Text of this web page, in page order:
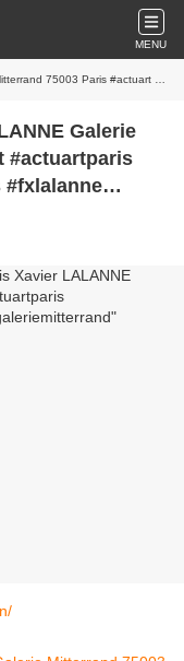
MENU
#expoaparis #fxlalanne #galeriemitterrand
Galerie
#actuartparis